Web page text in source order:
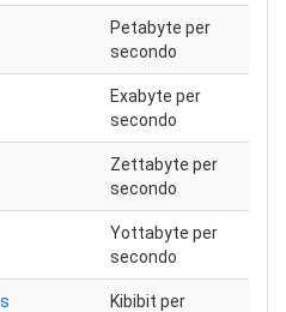
Petabyte per
secondo
Exabyte per
secondo
Zettabyte per
secondo
Yottabyte per
secondo
Kibibit per